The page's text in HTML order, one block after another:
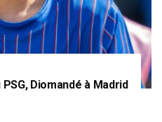
Diomandé à Madrid